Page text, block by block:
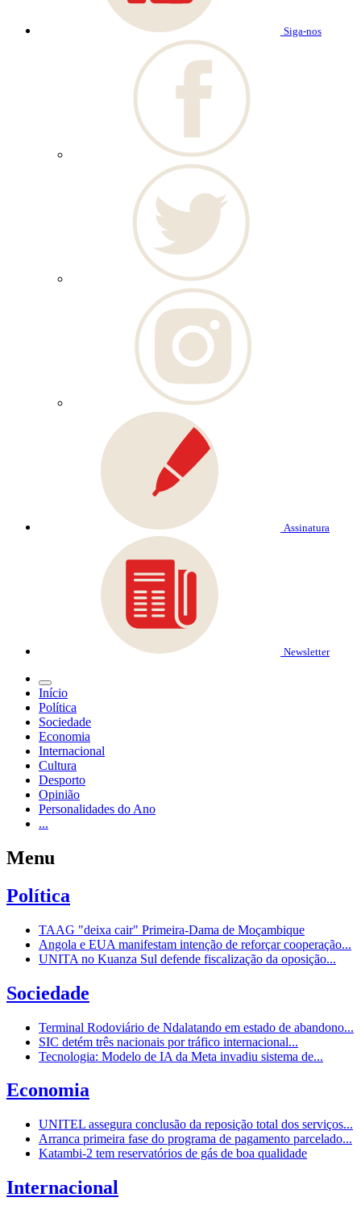
Siga-nos
Assinatura
Newsletter
Início
Política
Sociedade
Economia
Internacional
Cultura
Desporto
Opinião
Personalidades do Ano
...
Menu
Política
TAAG "deixa cair" Primeira-Dama de Moçambique
Angola e EUA manifestam intenção de reforçar cooperação...
UNITA no Kuanza Sul defende fiscalização da oposição...
Sociedade
Terminal Rodoviário de Ndalatando em estado de abandono...
SIC detém três nacionais por tráfico internacional...
Tecnologia: Modelo de IA da Meta invadiu sistema de...
Economia
UNITEL assegura conclusão da reposição total dos serviços...
Arranca primeira fase do programa de pagamento parcelado...
Katambi-2 tem reservatórios de gás de boa qualidade
Internacional